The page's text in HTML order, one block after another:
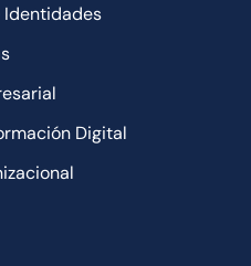
Identidades
Digital